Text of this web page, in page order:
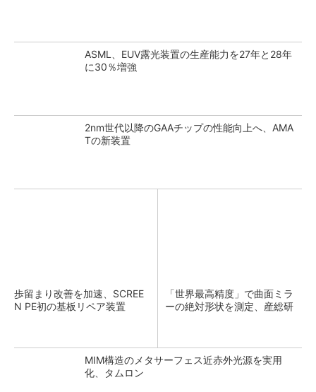
ASML、EUV露光装置の生産能力を27年と28年
に30％増強
2nm世代以降のGAAチップの性能向上へ、AMA
Tの新装置
歩留まり改善を加速、SCREE
N PE初の基板リペア装置
「世界最高精度」で曲面ミラ
ーの絶対形状を測定、産総研
MIM構造のメタサーフェス近赤外光源を実用
化、タムロン